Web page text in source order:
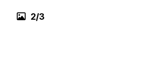
2/3